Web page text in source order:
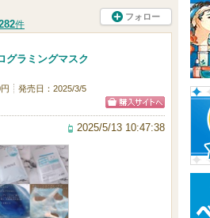
件
フォロー
グラミングマスク
発売日：2025/3/5
ショッピン
2025/5/13 10:47:38